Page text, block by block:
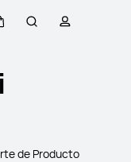
de Producto